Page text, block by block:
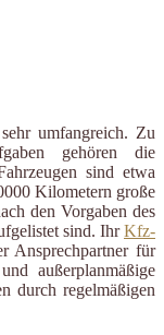
umfangreich. Zu
gehören die
sind etwa
Kilometern große
den Vorgaben des
sind. IhrKfz-
Ansprechpartner für
außerplanmäßige
durch regelmäßigen